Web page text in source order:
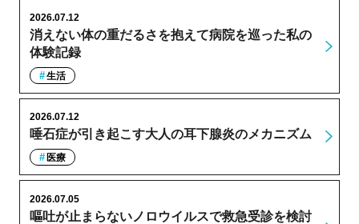
消えない体の重だるさを抱えて病院を巡った私の
体験記録
2026.07.12
生活
唾石症が引き起こす大人の耳下腺炎のメカニズム
2026.07.12
医療
嘔吐が止まらないノロウイルスで救急受診を検討
2026.07.05